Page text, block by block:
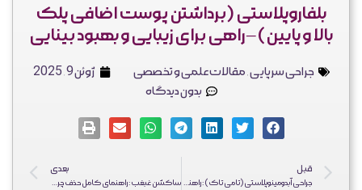
بلفاروپلاستی (برداشتن پوست اضافی پلک
بالا و پایین) – راهی برای زیبایی و بهبود بینایی
جراحی سرپایی,مقالات علمی و تخصصی
ژوئن 9, 2025
بدون دیدگاه
قبل
جراحی آبدومینوپلاستی (تامی تاک): راهنمای کامل از مشاوره تا بهبودی کامل
بعدی
ساکشن غبغب: راهنمای کامل حذف چربی زیر چانه و مقایسه با روش‌های دیگر